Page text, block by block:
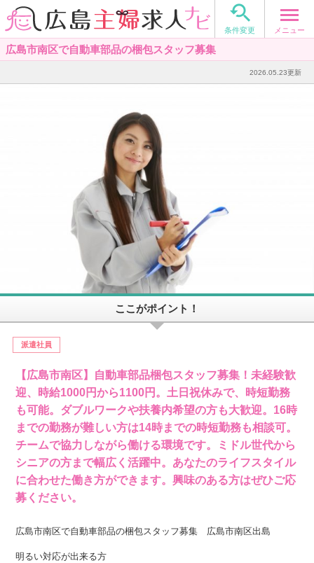

条件変更 メニュー
広島市南区で自動車部品の梱包スタッフ募集
2026.05.23更新
ここがポイント！
派遣社員
【広島市南区】自動車部品梱包スタッフ募集！未経験歓
迎、時給1000円から1100円。土日祝休みで、時短勤務
も可能。ダブルワークや扶養内希望の方も大歓迎。16時
までの勤務が難しい方は14時までの時短勤務も相談可。
チームで協力しながら働ける環境です。ミドル世代から
シニアの方まで幅広く活躍中。あなたのライフスタイル
に合わせた働き方ができます。興味のある方はぜひご応
募ください。
広島市南区で自動車部品の梱包スタッフ募集 広島市南区出島
明るい対応が出来る方